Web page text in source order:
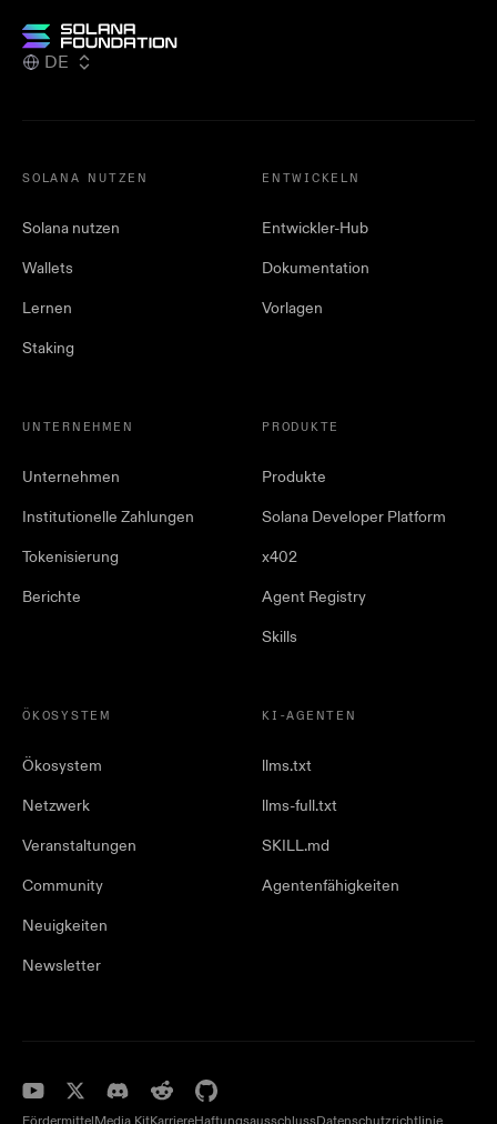
DE
SOLANA NUTZEN
Solana nutzen
Wallets
Lernen
Staking
ENTWICKELN
Entwickler-Hub
Dokumentation
Vorlagen
UNTERNEHMEN
Unternehmen
Institutionelle Zahlungen
Tokenisierung
Berichte
PRODUKTE
Produkte
Solana Developer Platform
x402
Agent Registry
Skills
ÖKOSYSTEM
Ökosystem
Netzwerk
Veranstaltungen
Community
Neuigkeiten
Newsletter
KI-AGENTEN
llms.txt
llms-full.txt
SKILL.md
Agentenfähigkeiten